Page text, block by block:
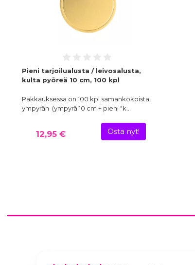
Pieni tarjoilualusta / leivosalusta,
kulta pyöreä 10 cm, 100 kpl
Pakkauksessa on 100 kpl samankokoista,
ympyrän (ympyrä 10 cm + pieni "k…
12,95 € Osta nyt!